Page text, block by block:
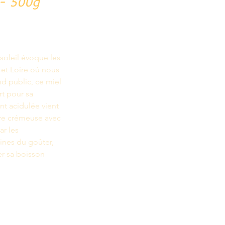
évoque les
Loire où nous
public, ce miel
pour sa
acidulée vient
crémeuse avec
les
du goûter,
sa boisson